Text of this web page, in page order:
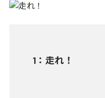
1 ： 走れ！